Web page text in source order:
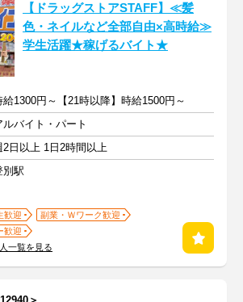
【ドラッグストアSTAFF】≪髪
色・ネイルなど全部自由×高時給≫
学生活躍★稼げるバイト★
給1300円～【21時以降】時給1500円～
ルバイト・パート
2日以上 1日2時間以上
別駅
歓迎
副業・Ｗワーク歓迎
歓迎
一覧を見る